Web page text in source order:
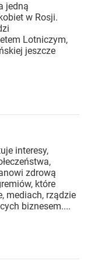
jedną
w Rosji.
Lotniczym,
jeszcze
interesy,
zdrową
które
mediach, rządzie
biznesem....